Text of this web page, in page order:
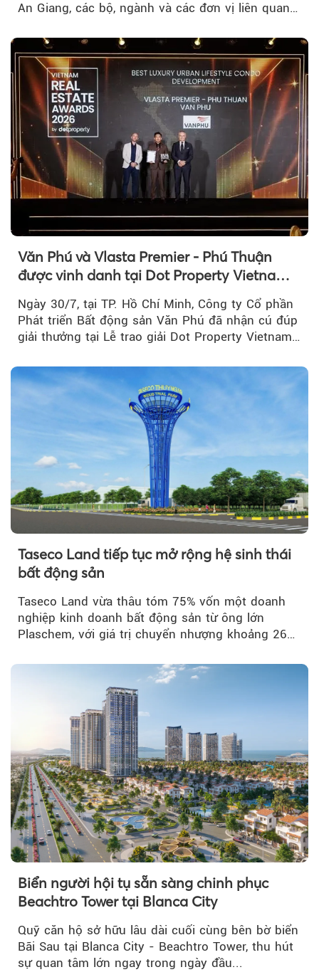
An Giang, các bộ, ngành và các đơn vị liên quan
Văn Phú và Vlasta Premier - Phú Thuận
được vinh danh tại Dot Property Vietnam
Ngày 30/7, tại TP. Hồ Chí Minh, Công ty Cổ phần
Phát triển Bất động sản Văn Phú đã nhận cú đúp
giải thưởng tại Lễ trao giải Dot Property Vietnam
Taseco Land tiếp tục mở rộng hệ sinh thái
bất động sản
Taseco Land vừa thâu tóm 75% vốn một doanh
nghiệp kinh doanh bất động sản từ ông lớn
Plaschem, với giá trị chuyển nhượng khoảng 262
Biển người hội tụ sẵn sàng chinh phục
Beachtro Tower tại Blanca City
Quỹ căn hộ sở hữu lâu dài cuối cùng bên bờ biển
Bãi Sau tại Blanca City - Beachtro Tower, thu hút
sự quan tâm lớn ngay trong ngày đầu...